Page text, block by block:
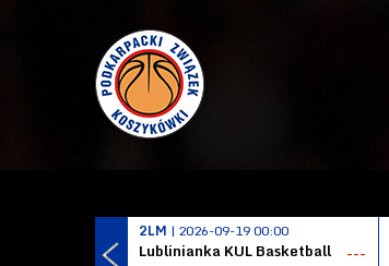
2LM | 2026-09-19 00:00
Lublinianka KUL Basketball
---